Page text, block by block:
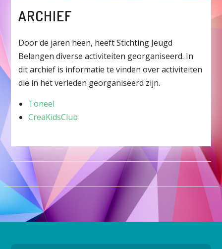
ARCHIEF
Door de jaren heen, heeft Stichting Jeugd
Belangen diverse activiteiten georganiseerd. In
dit archief is informatie te vinden over activiteiten
die in het verleden georganiseerd zijn.
Toneel
CreaKidsClub